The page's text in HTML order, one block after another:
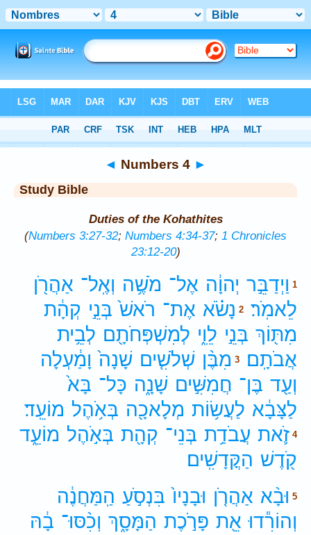
> Numbers 4
◄ Numbers 4 ►
Study Bible
Duties of the Kohathites
(Numbers 3:27-32; Numbers 4:34-37; 1 Chronicles
23:12-20)
1 וַיְדַבֵּ֣ר יְהוָ֔ה אֶל־ מֹשֶׁ֥ה וְאֶֽל־ אַהֲרֹ֖ן
לֵאמֹֽר׃
2 נָשֹׂ֗א אֶת־ רֹאשׁ֙ בְּנֵ֣י קְהָ֔ת
מִתּ֖וֹךְ בְּנֵ֣י לֵוִ֑י לְמִשְׁפְּחֹתָ֖ם לְבֵ֥ית
אֲבֹתָֽם׃
3 מִבֶּ֨ן שְׁלֹשִׁ֤ים שָׁנָה֙ וָמַ֔עְלָה
וְעַ֖ד בֶּן־ חֲמִשִּׁ֣ים שָׁנָ֑ה כָּל־ בָּא֙
לַצָּבָ֔א לַעֲשׂ֥וֹת מְלָאכָ֖ה בְּאֹ֥הֶל מוֹעֵֽד׃
4 זֹ֛את עֲבֹדַ֥ת בְּנֵי־ קְהָ֖ת בְּאֹ֣הֶל מוֹעֵ֑ד
קֹ֖דֶשׁ הַקֳּדָשִֽׁים׃
5 וּבָ֨א אַהֲרֹ֤ן וּבָנָיו֙ בִּנְסֹ֣עַ הַֽמַּחֲנֶ֔ה
וְהוֹרִ֕דוּ אֵ֖ת פָּרֹ֣כֶת הַמָּסָ֑ךְ וְכִ֨סּוּ־ בָ֔הּ